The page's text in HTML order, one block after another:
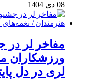
08 دی 1404
مفاخر لر در
ورزشکاران
لری در دل